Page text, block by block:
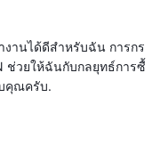
งานได้ดีสำหรับฉัน การกร
ช่วยให้ฉันกับกลยุทธ์การซื้
คุณครับ.